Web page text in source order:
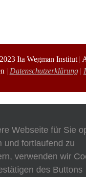
Ita Wegman Institut |
| Datenschutzerklärung|
Webseite für Sie
und fortlaufend zu
verwenden wir
des Buttons